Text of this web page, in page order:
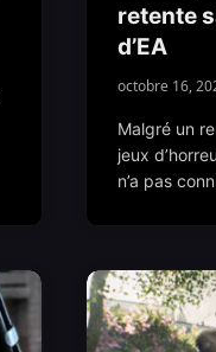
retente
d’EA
octobre 16,
Malgré un
jeux
n’a pas